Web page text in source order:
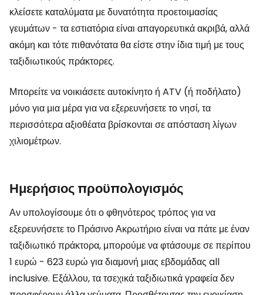
κλείσετε καταλύματα με δυνατότητα προετοιμασίας
γευμάτων - τα εστιατόρια είναι απαγορευτικά ακριβά, αλλά
ακόμη και τότε πιθανότατα θα είστε στην ίδια τιμή με τους
ταξιδιωτικούς πράκτορες.
Μπορείτε να νοικιάσετε αυτοκίνητο ή ATV (ή ποδήλατο)
μόνο για μια μέρα για να εξερευνήσετε το νησί, τα
περισσότερα αξιοθέατα βρίσκονται σε απόσταση λίγων
χιλιομέτρων.
Ημερήσιος προϋπολογισμός
Αν υπολογίσουμε ότι ο φθηνότερος τρόπος για να
εξερευνήσετε το Πράσινο Ακρωτήριο είναι να πάτε με έναν
ταξιδιωτικό πράκτορα, μπορούμε να φτάσουμε σε περίπου
1 ευρώ - 623 ευρώ για διαμονή μιας εβδομάδας all
inclusive. Εξάλλου, τα τσεχικά ταξιδιωτικά γραφεία δεν